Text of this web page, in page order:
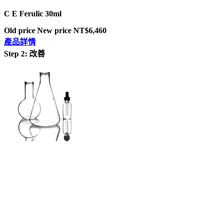
C E Ferulic 30ml
Old price New price NT$6,460
產品詳情
Step 2: 改善